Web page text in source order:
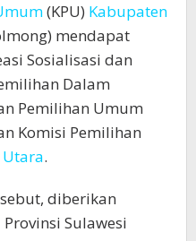
(KPU) Kabupaten
mendapat
Sosialisasi dan
Dalam
Pemilihan Umum
Komisi Pemilihan
Utara.
diberikan
Sulawesi